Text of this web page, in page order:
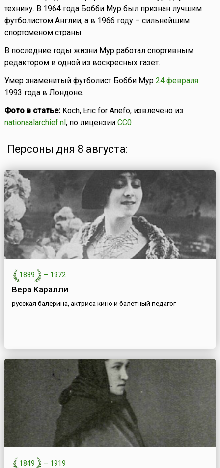
технику. В 1964 года Бобби Мур был признан лучшим
футболистом Англии, а в 1966 году – сильнейшим
спортсменом страны.
В последние годы жизни Мур работал спортивным
редактором в одной из воскресных газет.
Умер знаменитый футболист Бобби Мур 24 февраля
1993 года в Лондоне.
Фото в статье:Koch, Eric for Anefo, извлечено из
nationaalarchief.nl , по лицензии CC0
Персоны дня 8 августа:
1889 — 1972
Вера Каралли
русская балерина, актриса кино и балетный педагог
1849 — 1919